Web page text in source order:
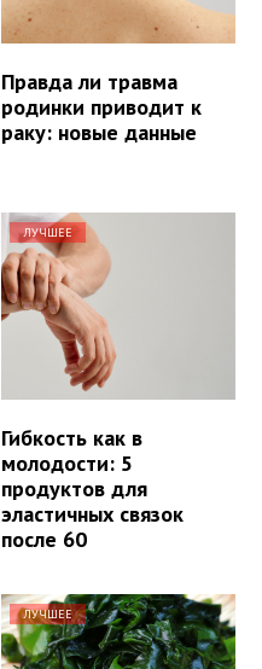
Правда ли травма
родинки приводит к
раку: новые данные
ЛУЧШЕЕ
Гибкость как в
молодости: 5
продуктов для
эластичных связок
после 60
ЛУЧШЕЕ